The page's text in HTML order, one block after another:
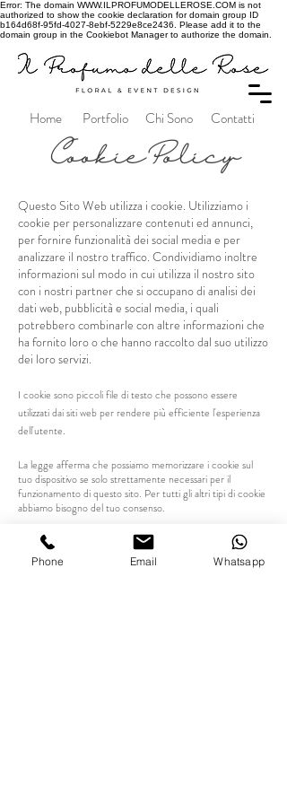
Error: The domain WWW.ILPROFUMODELLEROSE.COM is not
authorized to show the cookie declaration for domain group ID
b164d68f-95fd-4027-8ebf-5229e8ce2436. Please add it to the
domain group in the Cookiebot Manager to authorize the domain.
Home Portfolio Chi Sono Contatti
CookiePolicy
Questo Sito Web utilizza i cookie. Utilizziamo i
cookie per personalizzare contenuti ed annunci,
per fornire funzionalità dei social media e per
analizzare il nostro traffico. Condividiamo inoltre
informazioni sul modo in cui utilizza il nostro sito
con i nostri partner che si occupano di analisi dei
dati web, pubblicità e social media, i quali
potrebbero combinarle con altre informazioni che
ha fornito loro o che hanno raccolto dal suo utilizzo
dei loro servizi.
I cookie sono piccoli file di testo che possono essere
utilizzati dai siti web per rendere più efficiente l'esperienza
dell'utente.
La legge afferma che possiamo memorizzare i cookie sul
tuo dispositivo se solo strettamente necessari per il
funzionamento di questo sito. Per tutti gli altri tipi di cookie
abbiamo bisogno del tuo consenso.
Questo sito utilizza diversi tipi di cookie. Alcuni cookie sono
collocati da servizi di terzi che compaiono sulle nostre
pagine.
Phone Email Whatsapp